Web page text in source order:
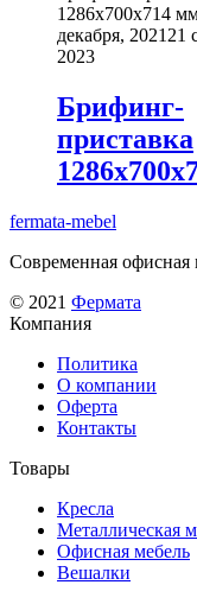
1286х700х714
декабря, 2021 21
2023
Брифинг-
приставка
fermata-mebel
Современная офисная
© 2021 Фермата
Компания
Политика
О компании
Оферта
Контакты
Товары
Кресла
Металлическая
Офисная мебель
Вешалки